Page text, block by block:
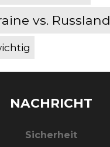
vs. Russland
NACHRICHT
Sicherheit